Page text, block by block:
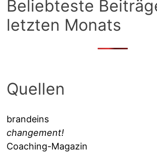
Beliebteste
letzten Monats
Quellen
brandeins
changement!
Coaching-Magazin